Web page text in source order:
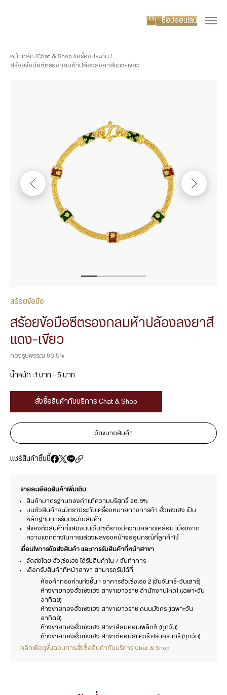
ช็อปออนไลน์
หน้าหลัก Chat & Shop
เครื่องประดับ
สร้อยข้อมือซีตรองกลมห้าปล้องลงยาสีแดง-เขียว
สร้อยข้อมือ
สร้อยข้อมือซีตรองกลมห้าปล้องลงยาสี
แดง-เขียว
ทองรูปพรรณ 96.5%
น้ำหนัก : 1 บาท – 5 บาท
สั่งซื้อสินค้ากับบริการ Chat & Shop
วัดขนาดสินค้า
แชร์สินค้าชิ้นนี้
รายละเอียดสินค้าเพิ่มเติม
สินค้ามาตรฐานทองคำแท้ความบริสุทธิ์ 96.5%
บนตัวสินค้าจะมีตราประทับเครื่องหมายทางการค้า ฮั่วเซ่งเฮง เป็น
หลักฐานการรับประกันสินค้า
สีของตัวสินค้าที่แสดงบนเว็บไซต์อาจมีความคลาดเคลื่อน เนื่องจาก
ความแตกต่างในการแสดงผลของหน้าจออุปกรณ์ที่ลูกค้าใช้
เงื่อนไขการจัดส่งสินค้า และการรับสินค้าที่หน้าสาขา
จัดส่งโดย ฮั่วเซ่งเฮง ได้รับสินค้าใน 7 วันทำการ
เลือกรับสินค้าที่หน้าสาขา สามารถรับได้ที่
ห้องค้าทองคำแท่งชั้น 1 อาคารฮั่วเซ่งเฮง 2 (วันจันทร์-วันเสาร์)
ห้างขายทองฮั่วเซ่งเฮง สาขาเยาวราช สำนักงานใหญ่ (เฉพาะวัน
อาทิตย์)
ห้างขายทองฮั่วเซ่งเฮง สาขาเยาวราช ถนนมังกร (เฉพาะวัน
อาทิตย์)
ห้างขายทองฮั่วเซ่งเฮง สาขาสีลมคอมเพล็กซ์ (ทุกวัน)
ห้างขายทองฮั่วเซ่งเฮง สาขาซีคอนสแควร์ ศรีนครินทร์ (ทุกวัน)
คลิกเพื่อดูขั้นตอนการสั่งซื้อสินค้ากับบริการ Chat & Shop